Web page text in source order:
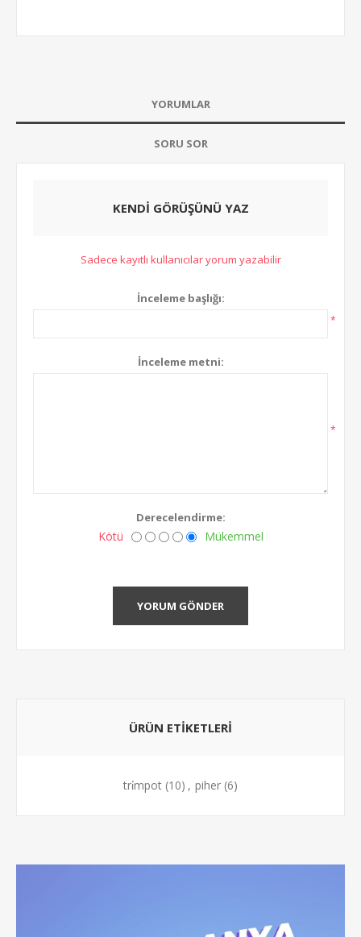
YORUMLAR
SORU SOR
KENDI GÖRÜŞÜNÜ YAZ
Sadece kayıtlı kullanıcılar yorum yazabilir
İnceleme başlığı:
*
İnceleme metni:
*
Derecelendirme:
Kötü Mükemmel
YORUM GÖNDER
ÜRÜN ETIKETLERI
tri̇mpot (10) , piher (6)